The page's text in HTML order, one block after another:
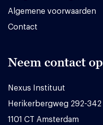
Algemene voorwaarden
Contact
Neem contact op
Nexus Instituut
Herikerbergweg 292-342
1101 CT Amsterdam